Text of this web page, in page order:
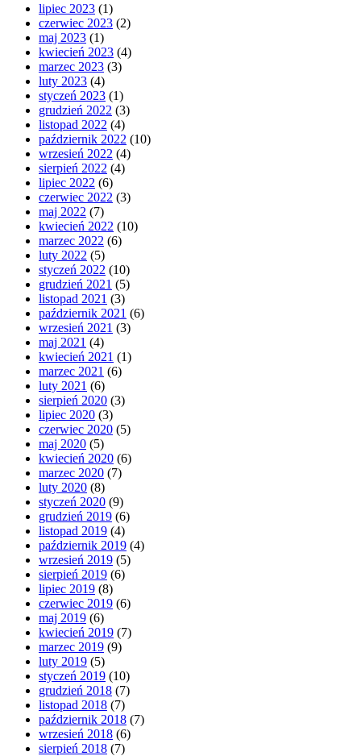
lipiec 2023 (1)
czerwiec 2023 (2)
maj 2023 (1)
kwiecień 2023 (4)
marzec 2023 (3)
luty 2023 (4)
styczeń 2023 (1)
grudzień 2022 (3)
listopad 2022 (4)
październik 2022 (10)
wrzesień 2022 (4)
sierpień 2022 (4)
lipiec 2022 (6)
czerwiec 2022 (3)
maj 2022 (7)
kwiecień 2022 (10)
marzec 2022 (6)
luty 2022 (5)
styczeń 2022 (10)
grudzień 2021 (5)
listopad 2021 (3)
październik 2021 (6)
wrzesień 2021 (3)
maj 2021 (4)
kwiecień 2021 (1)
marzec 2021 (6)
luty 2021 (6)
sierpień 2020 (3)
lipiec 2020 (3)
czerwiec 2020 (5)
maj 2020 (5)
kwiecień 2020 (6)
marzec 2020 (7)
luty 2020 (8)
styczeń 2020 (9)
grudzień 2019 (6)
listopad 2019 (4)
październik 2019 (4)
wrzesień 2019 (5)
sierpień 2019 (6)
lipiec 2019 (8)
czerwiec 2019 (6)
maj 2019 (6)
kwiecień 2019 (7)
marzec 2019 (9)
luty 2019 (5)
styczeń 2019 (10)
grudzień 2018 (7)
listopad 2018 (7)
październik 2018 (7)
wrzesień 2018 (6)
sierpień 2018 (7)